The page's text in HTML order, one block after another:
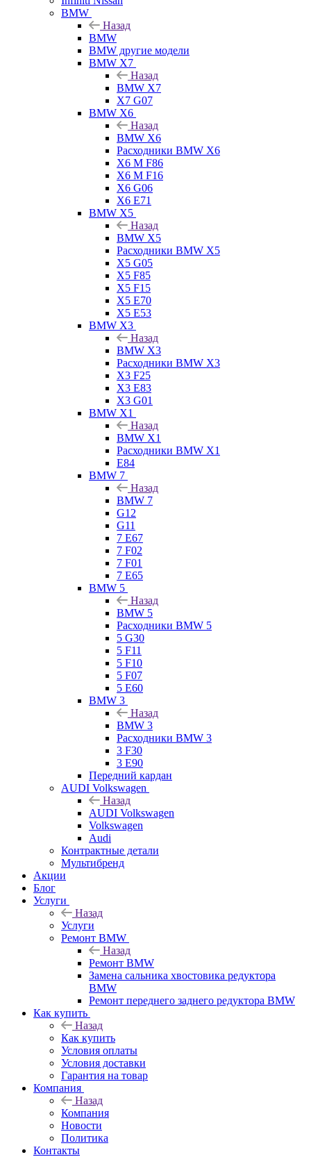
BMW
Назад
BMW
BMW другие модели
BMW X7
Назад
BMW X7
X7 G07
BMW X6
Назад
BMW X6
Расходники BMW X6
X6 M F86
X6 M F16
X6 G06
X6 E71
BMW X5
Назад
BMW X5
Расходники BMW X5
X5 G05
X5 F85
X5 F15
X5 E70
X5 E53
BMW X3
Назад
BMW X3
Расходники BMW X3
X3 F25
X3 E83
X3 G01
BMW X1
Назад
BMW X1
Расходники BMW X1
E84
BMW 7
Назад
BMW 7
G12
G11
7 Е67
7 F02
7 F01
7 E65
BMW 5
Назад
BMW 5
Расходники BMW 5
5 G30
5 F11
5 F10
5 F07
5 E60
BMW 3
Назад
BMW 3
Расходники BMW 3
3 F30
3 E90
Передний кардан
AUDI Volkswagen
Назад
AUDI Volkswagen
Volkswagen
Audi
Контрактные детали
Мультибренд
Акции
Блог
Услуги
Назад
Услуги
Ремонт BMW
Назад
Ремонт BMW
Замена сальника хвостовика редуктора
BMW
Ремонт переднего заднего редуктора BMW
Как купить
Назад
Как купить
Условия оплаты
Условия доставки
Гарантия на товар
Компания
Назад
Компания
Новости
Политика
Контакты